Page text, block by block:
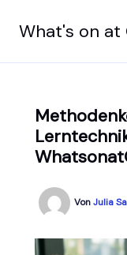
InhaltWhat's on at
VonJulia